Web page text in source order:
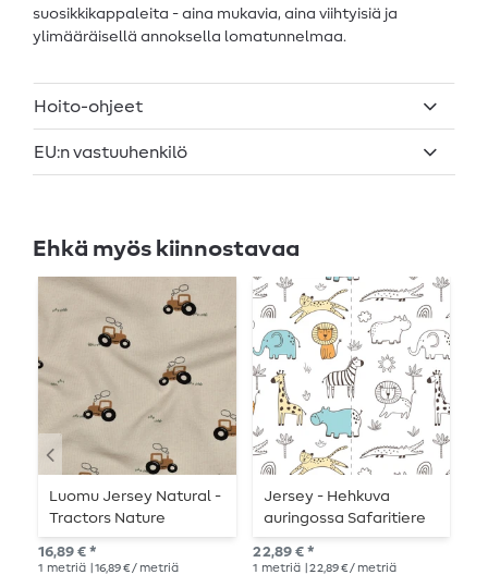
suosikkikappaleita - aina mukavia, aina viihtyisiä ja
ylimääräisellä annoksella lomatunnelmaa.
Hoito-ohjeet
EU:n vastuuhenkilö
Ehkä myös kiinnostavaa
Luomu Jersey Natural -
Tractors Nature
16,89 € *
1 metriä | 16,89 € / metriä
Jersey - Hehkuva
auringossa Safaritiere
Ecru
22,89 € *
1 metriä | 22,89 € / metriä